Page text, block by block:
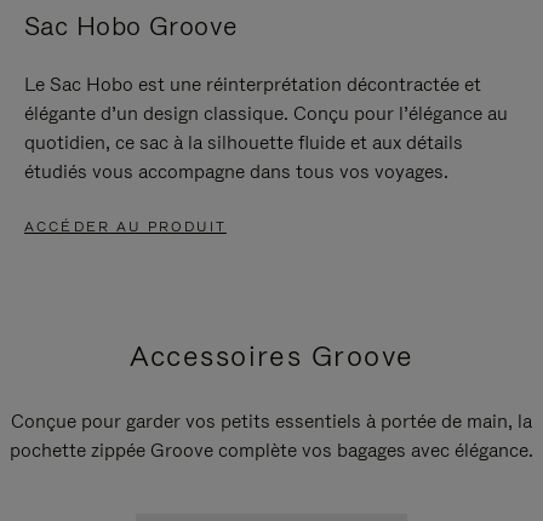
Sac Hobo Groove
Le Sac Hobo est une réinterprétation décontractée et
élégante d’un design classique. Conçu pour l’élégance au
quotidien, ce sac à la silhouette fluide et aux détails
étudiés vous accompagne dans tous vos voyages.
ACCÉDER AU PRODUIT
Accessoires Groove
Conçue pour garder vos petits essentiels à portée de main, la
pochette zippée Groove complète vos bagages avec élégance.